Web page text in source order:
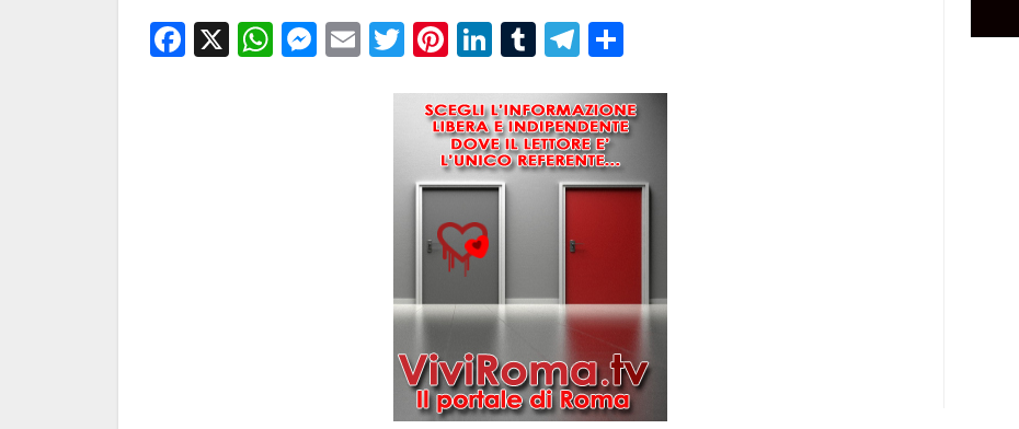
Facebook
X WhatsApp
Messenger
EmailTwitter
Pinterest
LinkedIn
TumblrTelegram